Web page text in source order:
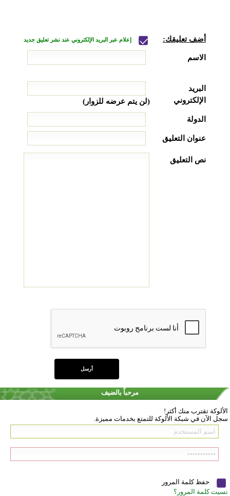
أضف تعليقك: إعلام عبر البريد الإلكتروني عند نشر تعليق جديد
الاسم
البريد
الإلكتروني
(لن يتم عرضه للزوار)
الدولة
عنوان التعليق
نص التعليق
مرحباً بالضيف
الألوكة تقترب منك أكثر!
سجل الآن في شبكة الألوكة للتمتع بخدمات مميزة.
حفظ كلمة المرور
نسيت كلمة المرور؟